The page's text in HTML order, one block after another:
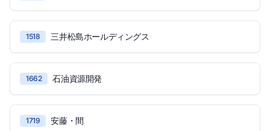
1518 三井松島ホールディングス
1662 石油資源開発
1719 安藤・間